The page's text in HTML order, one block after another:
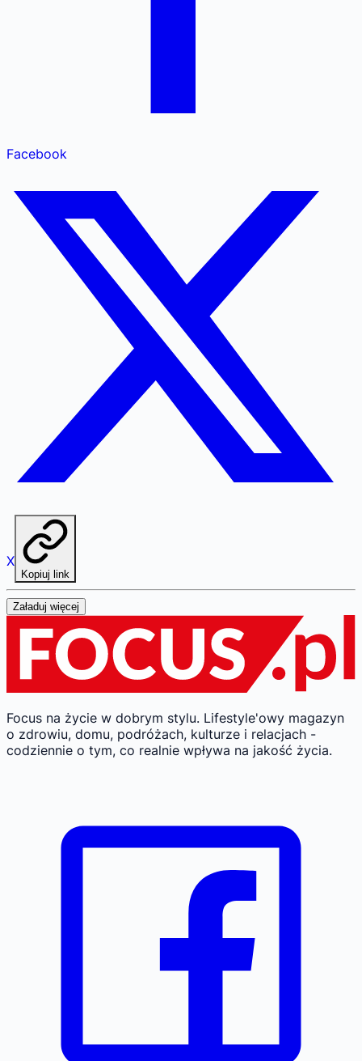
Facebook
X
Kopiuj link
Załaduj więcej
Focus na życie w dobrym stylu. Lifestyle'owy magazyn
o zdrowiu, domu, podróżach, kulturze i relacjach -
codziennie o tym, co realnie wpływa na jakość życia.